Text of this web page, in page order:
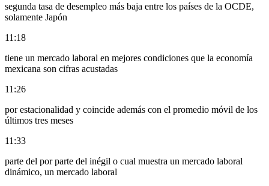
segunda tasa de desempleo más baja entre los países de la OCDE,
solamente Japón
11:18
tiene un mercado laboral en mejores condiciones que la economía
mexicana son cifras acustadas
11:26
por estacionalidad y coincide además con el promedio móvil de los
últimos tres meses
11:33
parte del por parte del inégil o cual muestra un mercado laboral
dinámico, un mercado laboral